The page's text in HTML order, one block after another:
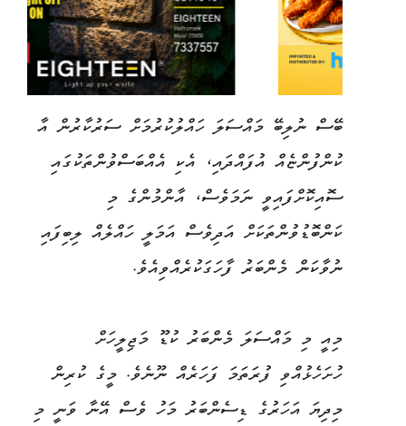
ބޭސް ނުލިބޭ މައްސަލަ ހައްލުކުރުމަށް ސަރުކާރުން އާ
ކުންފުންޏެއް އުފައްދައި، އެކި އެއްބަސްވުންތަކުގައި
ސޮއިކޮށްފައިވީ ނަމަވެސް، އާންމުންގެ މި
ކަންބޮޑުވުންތަކަށް އަދިވެސް އަމަލީ ހައްލެއް ލިބިފައި
ނުވާކަން މެންބަރު ފާހަގަކުރެއްވިއެވެ.
މިއީ މި މައްސަލަ މެންބަރު ކުޑޫ މަޖިލީހަށް
ހުށަހެޅުއްވި ފުރަތަމަ ފަހަރެއް ނޫނެވެ. މީގެ ކުރިން
މިދިޔަ އަހަރުގެ ޑިސެންބަރު މަހު ވެސް އޭނާ ވަނީ މި